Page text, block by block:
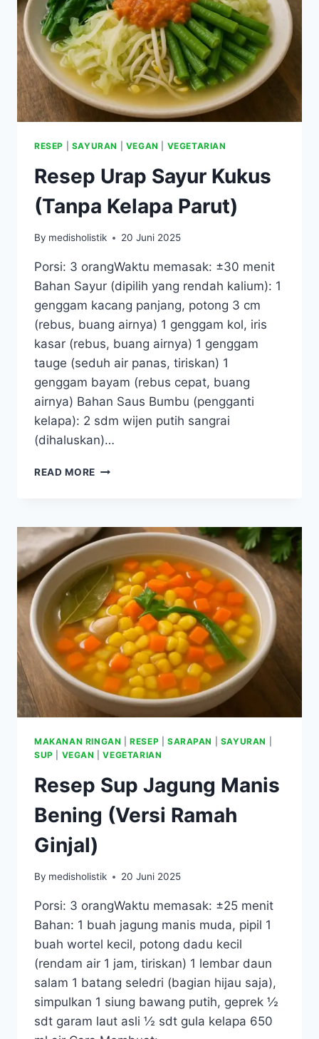
RESEP SAYURAN VEGAN VEGETARIAN
Resep Urap Sayur Kukus
(Tanpa Kelapa Parut)
By medisholistik 20 Juni 2025
Porsi: 3 orangWaktu memasak: ±30 menit
Bahan Sayur (dipilih yang rendah kalium): 1
genggam kacang panjang, potong 3 cm
(rebus, buang airnya) 1 genggam kol, iris
kasar (rebus, buang airnya) 1 genggam
tauge (seduh air panas, tiriskan) 1
genggam bayam (rebus cepat, buang
airnya) Bahan Saus Bumbu (pengganti
kelapa): 2 sdm wijen putih sangrai
(dihaluskan)…
READ MORE RESEP
(TANPA
KELAPA
PARUT)
MAKANAN RINGAN |RESEP SARAPAN SAYURAN
SUP
VEGAN |VEGETARIAN
Resep Sup Jagung Manis
Bening (Versi Ramah
Ginjal)
By medisholistik 20 Juni 2025
Porsi: 3 orangWaktu memasak: ±25 menit
Bahan: 1 buah jagung manis muda, pipil 1
buah wortel kecil, potong dadu kecil
(rendam air 1 jam, tiriskan) 1 lembar daun
salam 1 batang seledri (bagian hijau saja),
simpulkan 1 siung bawang putih, geprek ½
sdt garam laut asli ½ sdt gula kelapa 650